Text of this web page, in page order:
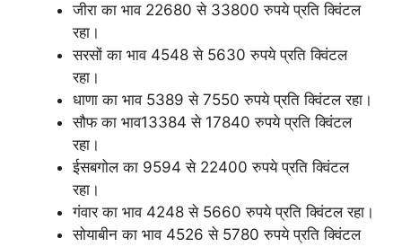
जीरा का भाव 22680 से 33800 रुपये प्रति क्विंटल
रहा।
सरसों का भाव 4548 से 5630 रुपये प्रति क्विंटल
रहा।
धाणा का भाव 5389 से 7550 रुपये प्रति क्विंटल रहा।
सौफ का भाव13384 से 17840 रुपये प्रति क्विंटल
रहा।
ईसबगोल का 9594 से 22400 रुपये प्रति क्विंटल
रहा।
गंवार का भाव 4248 से 5660 रुपये प्रति क्विंटल रहा।
सोयाबीन का भाव 4526 से 5780 रुपये प्रति क्विंटल